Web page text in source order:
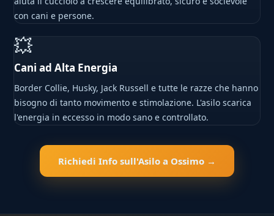
con cani e persone.
💥
Cani ad Alta Energia
Border Collie, Husky, Jack Russell e tutte le razze che hanno
bisogno di tanto movimento e stimolazione. L'asilo scarica
l'energia in eccesso in modo sano e controllato.
Richiedi Info sull'Asilo a Ossimo →